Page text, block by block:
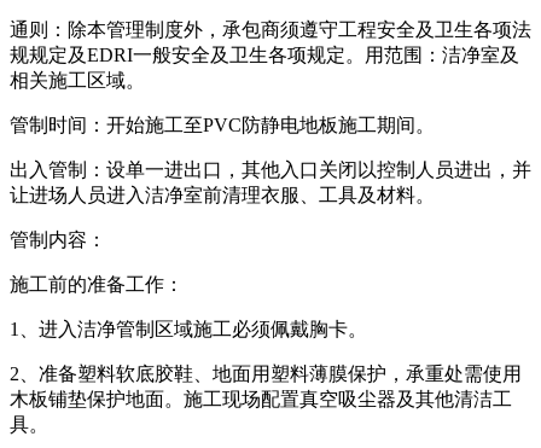
通则：除本管理制度外，承包商须遵守工程安全及卫生各项法
规规定及EDRI一般安全及卫生各项规定。用范围：洁净室及
相关施工区域。
管制时间：开始施工至PVC防静电地板施工期间。
出入管制：设单一进出口，其他入口关闭以控制人员进出，并
让进场人员进入洁净室前清理衣服、工具及材料。
管制内容：
施工前的准备工作：
1、进入洁净管制区域施工必须佩戴胸卡。
2、准备塑料软底胶鞋、地面用塑料薄膜保护，承重处需使用
木板铺垫保护地面。施工现场配置真空吸尘器及其他清洁工
具。